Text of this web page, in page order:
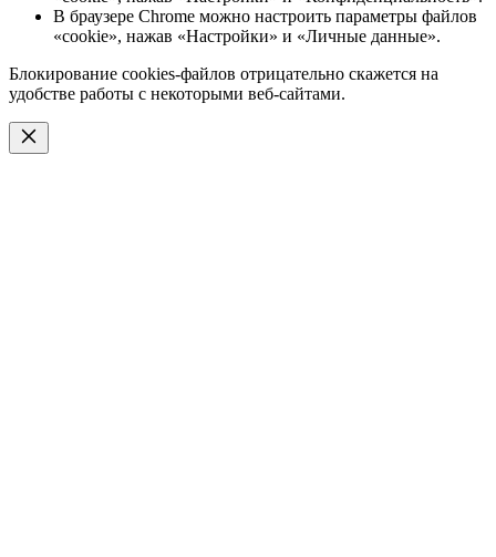
В браузере Chrome можно настроить параметры файлов
«cookie», нажав «Настройки» и «Личные данные».
Блокирование cookies-файлов отрицательно скажется на
удобстве работы с некоторыми веб-сайтами.